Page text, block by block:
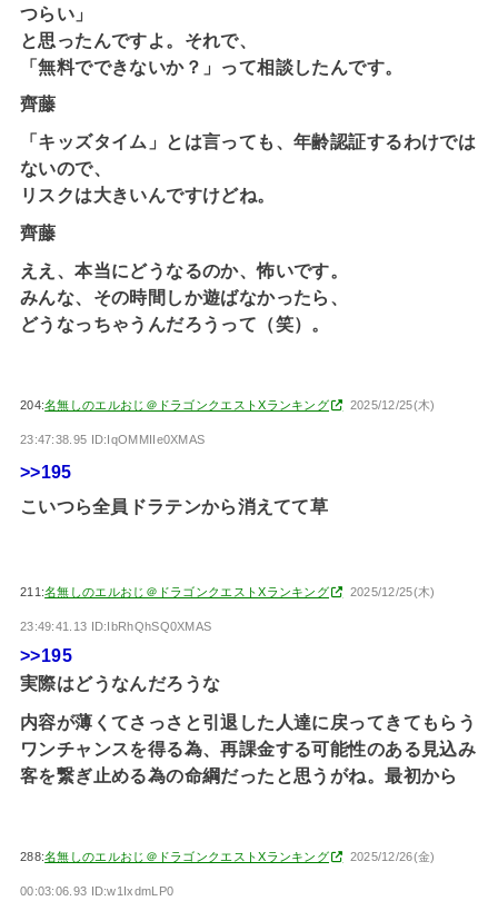
つらい」
と思ったんですよ。それで、
「無料でできないか？」って相談したんです。
齊藤
「キッズタイム」とは言っても、年齢認証するわけでは
ないので、
リスクは大きいんですけどね。
齊藤
ええ、本当にどうなるのか、怖いです。
みんな、その時間しか遊ばなかったら、
どうなっちゃうんだろうって（笑）。
204:名無しのエルおじ＠ドラゴンクエストXランキング 2025/12/25(木)
23:47:38.95 ID:IqOMMIIe0XMAS
>>195
こいつら全員ドラテンから消えてて草
211:名無しのエルおじ＠ドラゴンクエストXランキング 2025/12/25(木)
23:49:41.13 ID:IbRhQhSQ0XMAS
>>195
実際はどうなんだろうな
内容が薄くてさっさと引退した人達に戻ってきてもらう
ワンチャンスを得る為、再課金する可能性のある見込み
客を繋ぎ止める為の命綱だったと思うがね。最初から
288:名無しのエルおじ＠ドラゴンクエストXランキング 2025/12/26(金)
00:03:06.93 ID:w1IxdmLP0